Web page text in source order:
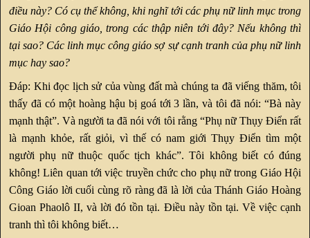
điều này? Có cụ thể không, khi nghĩ tới các phụ nữ linh mục trong
Giáo Hội công giáo, trong các thập niên tới đây? Nếu không thì
tại sao? Các linh mục công giáo sợ sự cạnh tranh của phụ nữ linh
mục hay sao?
Đáp: Khi đọc lịch sử của vùng đất mà chúng ta đã viếng thăm, tôi
thấy đã có một hoàng hậu bị goá tới 3 lần, và tôi đã nói: “Bà này
mạnh thật”. Và người ta đã nói với tôi rằng “Phụ nữ Thụy Điển rất
là mạnh khỏe, rất giỏi, vì thế có nam giới Thụy Điển tìm một
người phụ nữ thuộc quốc tịch khác”. Tôi không biết có đúng
không! Liên quan tới việc truyền chức cho phụ nữ trong Giáo Hội
Công Giáo lời cuối cùng rõ ràng đã là lời của Thánh Giáo Hoàng
Gioan Phaolô II, và lời đó tồn tại. Điều này tồn tại. Về việc cạnh
tranh thì tôi không biết…